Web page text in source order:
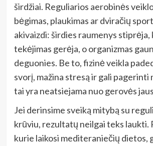
širdžiai. Reguliarios aerobinės
bėgimas, plaukimas ar dviračių
akivaizdi: širdies raumenys stiprėja,
tekėjimas gerėja, o organizmas
deguonies. Be to, fizinė veikla
svorį, mažina stresą ir gali pagerinti
tai yra neatsiejama nuo gerovės
Jei derinsime sveiką mitybą su
krūviu, rezultatų neilgai teks laukti.
kurie laikosi mediteraniečių dietos,